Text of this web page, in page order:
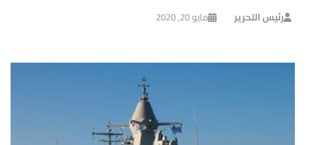
رئيس التحرير مايو 20, 2020